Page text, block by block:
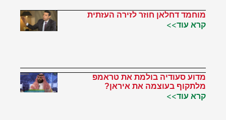
מוחמד דחלאן חוזר לזירה העזתית
קרא עוד>>
מדוע סעודיה בולמת את טראמפ
מלתקוף בעוצמה את איראן?
קרא עוד>>